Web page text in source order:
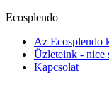
Ecosplendo
Az Ecosplendo
Üzleteink - nice
Kapcsolat